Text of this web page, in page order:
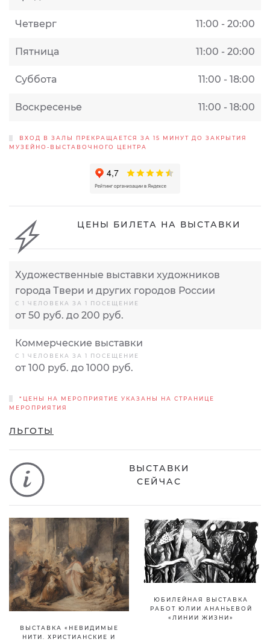
Четверг 11:00 - 20:00
Пятница 11:00 - 20:00
Суббота 11:00 - 18:00
Воскресенье 11:00 - 18:00
ВХОД В ЗАЛЫ ПРЕКРАЩАЕТСЯ ЗА 15 МИНУТ ДО ЗАКРЫТИЯ
МУЗЕЙНО-ВЫСТАВОЧНОГО ЦЕНТРА
ЦЕНЫ БИЛЕТА НА ВЫСТАВКИ
Художественные выставки художников
города Твери и других городов России
С 1 ЧЕЛОВЕКА ЗА 1 ПОСЕЩЕНИЕ
от 50 руб. до 200 руб.
Коммерческие выставки
С 1 ЧЕЛОВЕКА ЗА 1 ПОСЕЩЕНИЕ
от 100 руб. до 1000 руб.
*ЦЕНЫ НА МЕРОПРИЯТИЕ УКАЗАНЫ НА СТРАНИЦЕ
МЕРОПРИЯТИЯ
ЛЬГОТЫ
ВЫСТАВКИ
СЕЙЧАС
ВЫСТАВКА «НЕВИДИМЫЕ
НИТИ. ХРИСТИАНСКИЕ И
ЮБИЛЕЙНАЯ ВЫСТАВКА
РАБОТ ЮЛИИ АНАНЬЕВОЙ
«ЛИНИИ ЖИЗНИ»